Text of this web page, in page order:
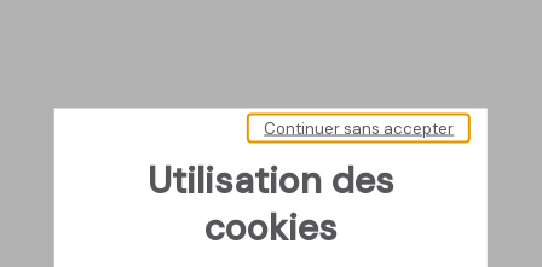
Utilisation des
cookies
Continuer sans accepter